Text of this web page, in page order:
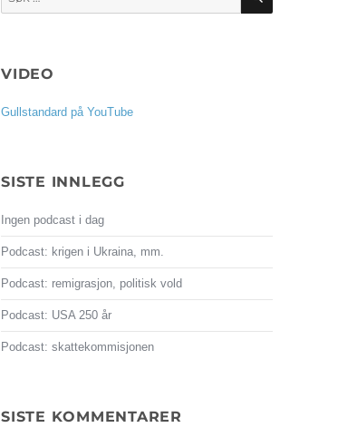
etter:
VIDEO
Gullstandard på YouTube
SISTE INNLEGG
Ingen podcast i dag
Podcast: krigen i Ukraina, mm.
Podcast: remigrasjon, politisk vold
Podcast: USA 250 år
Podcast: skattekommisjonen
SISTE KOMMENTARER